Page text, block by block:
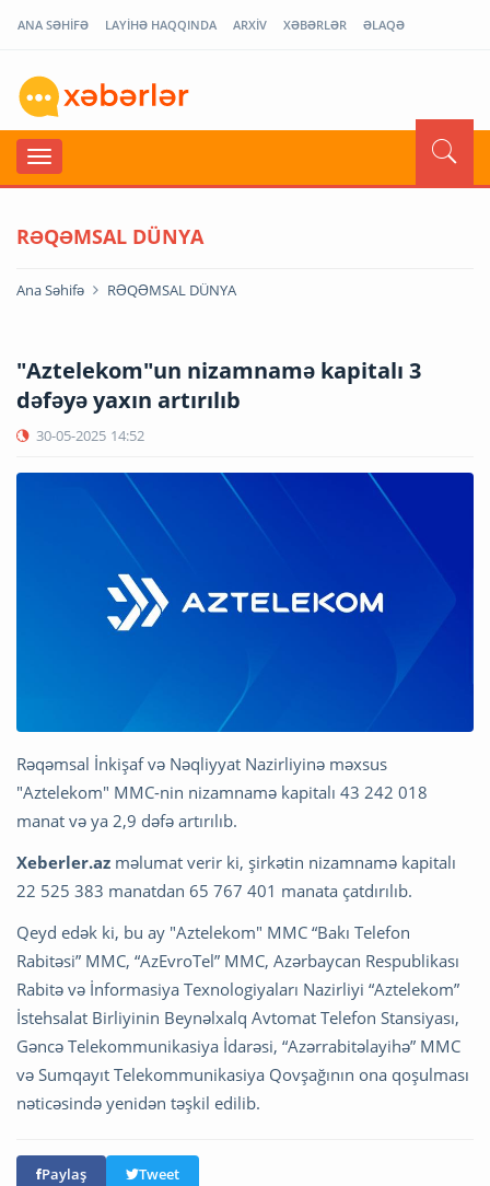
ANA SƏHİFƏ LAYİHƏ HAQQINDA ARXİV XƏBƏRLƏR ƏLAQƏ
RƏQƏMSAL DÜNYA
Ana Səhifə RƏQƏMSAL DÜNYA
"Aztelekom"un nizamnamə kapitalı 3
dəfəyə yaxın artırılıb
30-05-2025 14:52
Rəqəmsal İnkişaf və Nəqliyyat Nazirliyinə məxsus
"Aztelekom" MMC-nin nizamnamə kapitalı 43 242 018
manat və ya 2,9 dəfə artırılıb.
Xeberler.az məlumat verir ki, şirkətin nizamnamə kapitalı
22 525 383 manatdan 65 767 401 manata çatdırılıb.
Qeyd edək ki, bu ay "Aztelekom" MMC “Bakı Telefon
Rabitəsi” MMC, “AzEvroTel” MMC, Azərbaycan Respublikası
Rabitə və İnformasiya Texnologiyaları Nazirliyi “Aztelekom”
İstehsalat Birliyinin Beynəlxalq Avtomat Telefon Stansiyası,
Gəncə Telekommunikasiya İdarəsi, “Azərrabitəlayihə” MMC
və Sumqayıt Telekommunikasiya Qovşağının ona qoşulması
nəticəsində yenidən təşkil edilib.
Paylaş Tweet